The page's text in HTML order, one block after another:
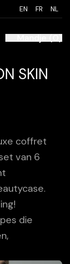
EN FR NL
Mandje(0)
SKIN
coffret
van 6
die